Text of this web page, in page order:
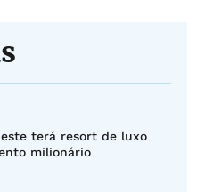
terá resort de luxo
milionário